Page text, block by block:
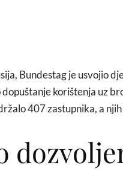
Bundestag je usvojio
korištenja uz
407 zastupnika, a